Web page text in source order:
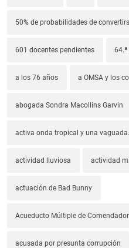
50% de probabilidades de
601 docentes pendientes
a los 76 años a OMSA y los
abogada Sondra Macollins Garvin
activa onda tropical y una
actividad lluviosa actividad
actuación de Bad Bunny
Acueducto Múltiple de
acusada por presunta corrupción